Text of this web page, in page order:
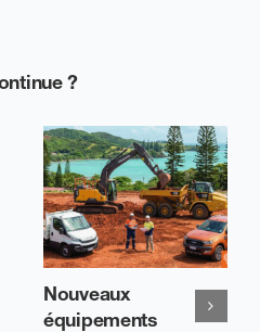
?
Nouveaux
équipements